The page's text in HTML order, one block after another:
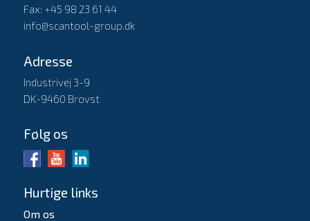
Fax: +45 98 23 61 44
info@scantool-group.dk
Adresse
Industrivej 3-9
DK-9460 Brovst
Følg os
Hurtige links
Om os